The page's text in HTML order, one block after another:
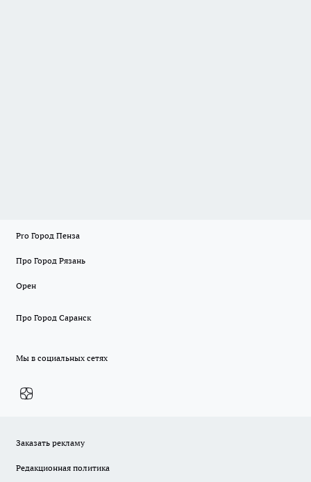
Pro Город Пенза
Про Город Рязань
Орен
Про Город Саранск
Мы в социальных сетях
Заказать рекламу
Редакционная политика